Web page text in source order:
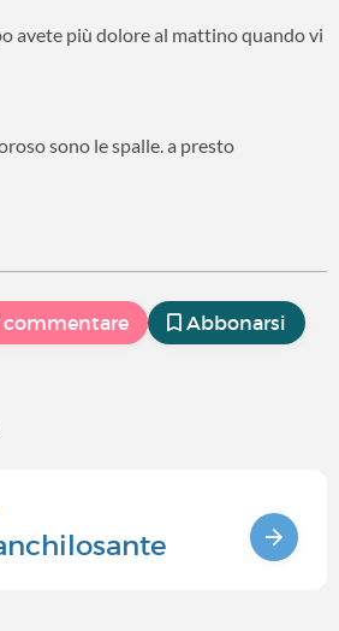
avete più dolore al mattino quando vi
sono le spalle. a presto
commentare Abbonarsi